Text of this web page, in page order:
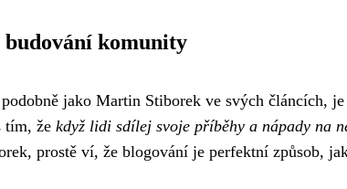
budování komunity
jako Martin Stiborek ve svých článcích,
tím, že když lidi sdílej svoje příběhy a nápady na
prostě ví, že blogování je perfektní způsob,